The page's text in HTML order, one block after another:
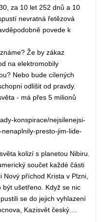
za 10 let 252 dnů a 10
nevratná řetězová
povede k
Že by zákaz
na elektromobily
Nebo bude cílených
odlišit od pravdy.
- má přes 5 milionů
konspirace/nejsilenejsi-
presto-jim-lide-
kolizí s planetou Nibiru.
součet každé části
příchod Krista v Plzni,
ušetřeno. Když se nic
se do jejich vyhlazení
Kazisvět český....